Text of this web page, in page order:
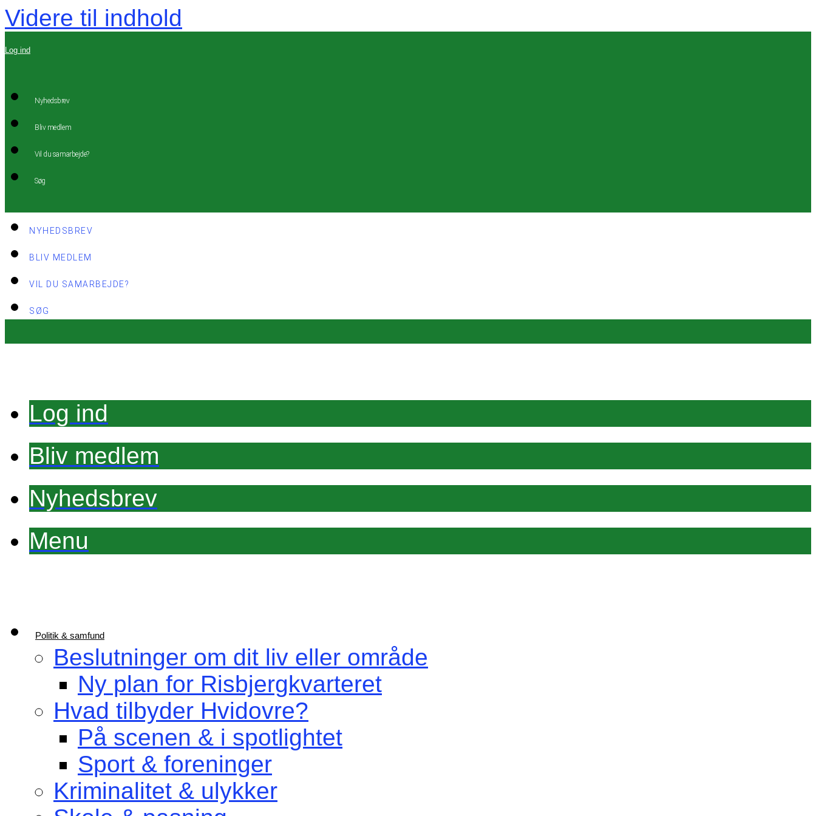
Videre til indhold
Log ind
Nyhedsbrev
Bliv medlem
Vil du samarbejde?
Søg
NYHEDSBREV
BLIV MEDLEM
VIL DU SAMARBEJDE?
SØG
Log ind
Bliv medlem
Nyhedsbrev
Menu
Politik & samfund
Beslutninger om dit liv eller område
Ny plan for Risbjergkvarteret
Hvad tilbyder Hvidovre?
På scenen & i spotlightet
Sport & foreninger
Kriminalitet & ulykker